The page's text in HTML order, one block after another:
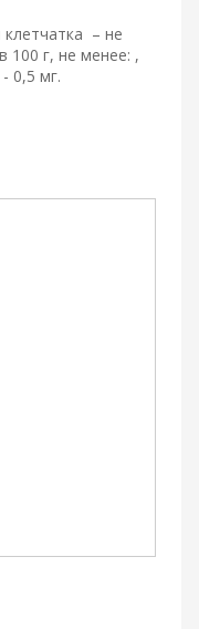
– не
100 г, не менее: ,
0,5 мг.